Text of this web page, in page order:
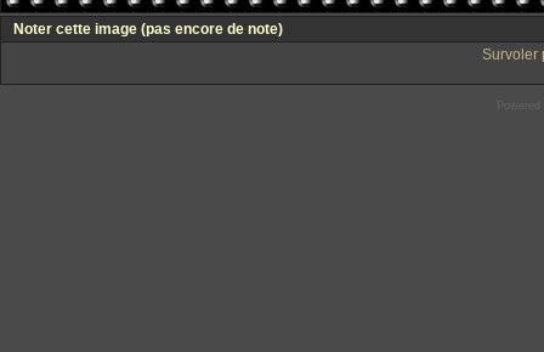
Noter cette image (pas encore de note)
Survoler